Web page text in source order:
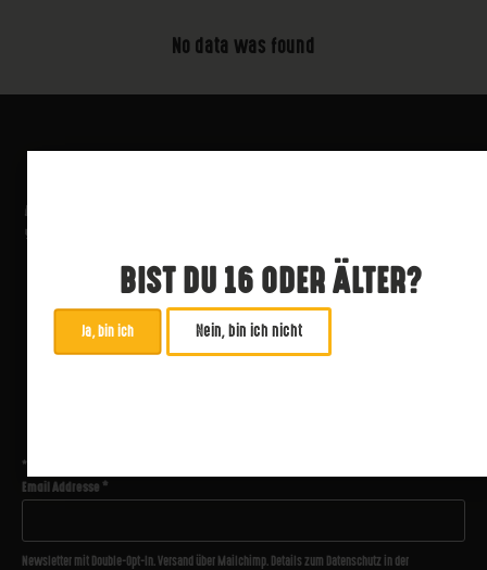
No data was found
*
Email Addresse*
Newsletter mit Double-Opt-In. Versand über Mailchimp. Details zum Datenschutz in der
BIST DU 16 ODER ÄLTER?
Ja, bin ich Nein, bin ich nicht